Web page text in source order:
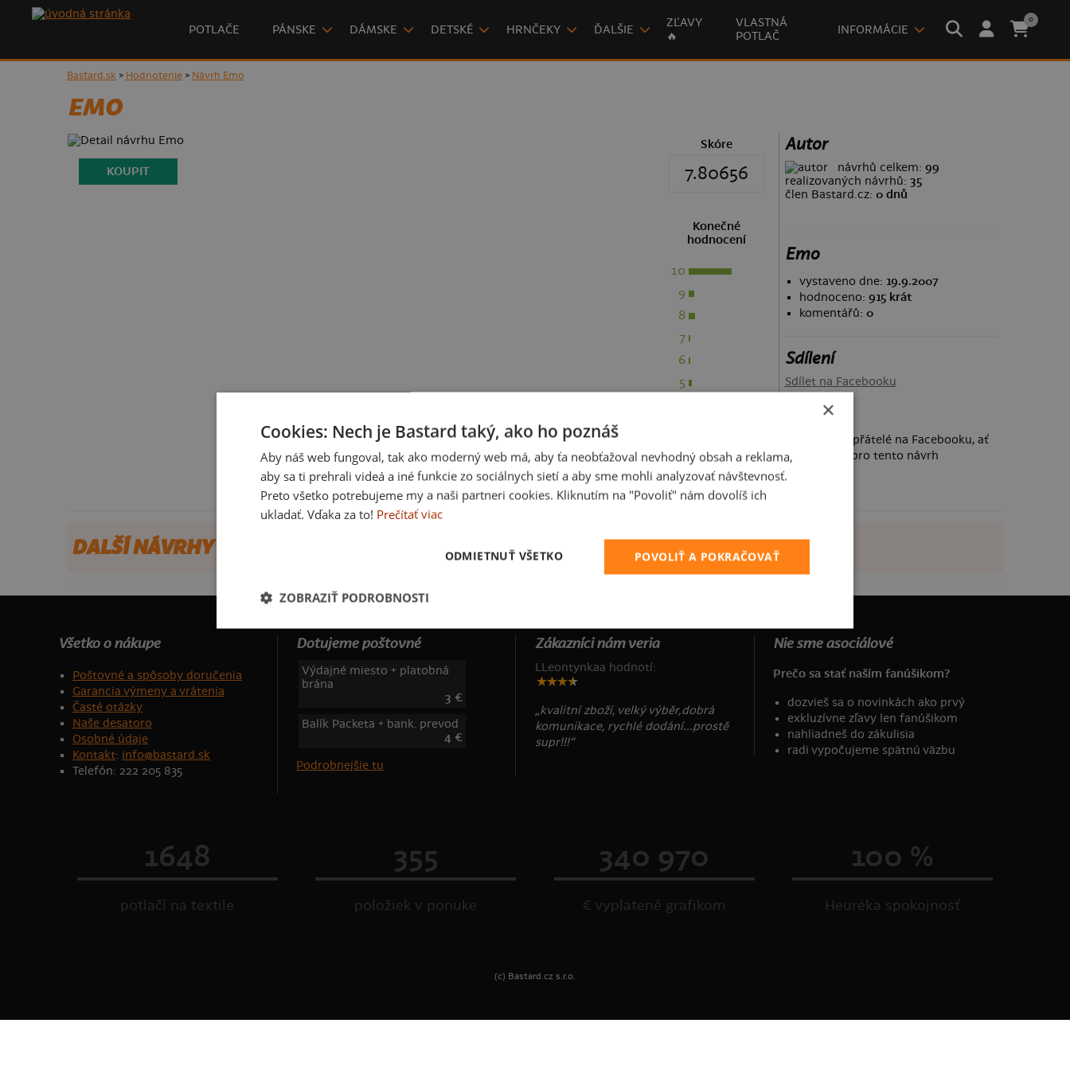
POTLAČE PÁNSKE DÁMSKE DETSKÉ HRNČEKY ĎALŠIE
ZĽAVY
🔥
VLASTNÁ
POTLAČ
INFORMÁCIE
0
Bastard.sk> Hodnotenie> Návrh Emo
EMO
KOUPIT
Skóre
7.80656
Konečné
hodnocení
10
9
8
7
6
5
2
1
Autor
návrhů celkem:99
realizovaných návrhů: 35
člen Bastard.cz: 0 dnů
Emo
vystaveno dne: 19.9.2007
hodnoceno: 915 krát
komentářů: 0
Sdílení
Sdílet na Facebooku
Požádej své přátelé na Facebooku, ať
taky hlasují pro tento návrh
DALŠÍ NÁVRHY OD LENČA
Všetko o nákupe
Poštovné a spôsoby doručenia
Garancia výmeny a vrátenia
Časté otázky
Naše desatoro
Osobné údaje
Kontakt: info@bastard.sk
Telefón: 222 205 835
Dotujeme poštovné
Výdajné miesto + platobná
brána
3 €
Balík Packeta + bank. prevod
4 €
Podrobnejšie tu
Zákazníci nám veria
LLeontynkaa hodnotí:
„kvalitní zboží, velký výběr,dobrá
komunikace, rychlé dodání...prostě
supr!!!“
Nie sme asociálové
Prečo sa stať naším fanúšikom?
dozvieš sa o novinkách ako prvý
exkluzívne zľavy len fanúšikom
nahliadneš do zákulisia
radi vypočujeme spätnú väzbu
1648
potlačí na textile
355
položiek v ponuke
340 970
€ vyplatené grafikom
100 %
Heuréka spokojnosť
(c) Bastard.cz s.r.o.
×
Cookies: Nech je Bastard taký, ako ho poznáš
Aby náš web fungoval, tak ako moderný web má, aby ťa neobťažoval nevhodný obsah a reklama,
aby sa ti prehrali videá a iné funkcie zo sociálnych sietí a aby sme mohli analyzovať návštevnosť.
Preto všetko potrebujeme my a naši partneri cookies. Kliknutím na "Povoliť" nám dovolíš ich
ukladať. Vďaka za to! Prečítať viac
POVOLIŤ A POKRAČOVAŤ
ODMIETNUŤ VŠETKO
ZOBRAZIŤ PODROBNOSTI